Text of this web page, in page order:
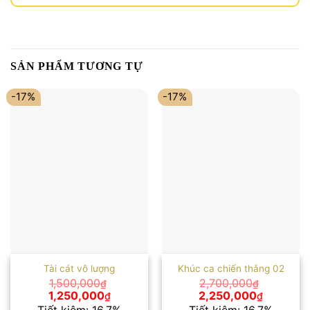
SẢN PHẨM TƯƠNG TỰ
-17%
Tài cát vô lượng
1,500,000₫
Giá
gốc
1,250,000₫Giá
hiện
-17%
Khúc ca chiến thắng 02
2,700,000₫
Giá
gốc
2,250,000₫Giá
hiện